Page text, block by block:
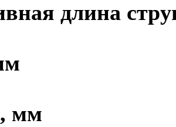
длина
мм